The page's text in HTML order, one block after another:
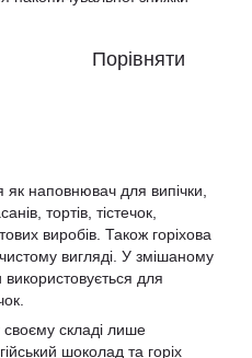
Порівняти
наповнювач для випічки,
тортів, тістечок,
виробів. Також горіхова
вигляді. У змішаному
для
складі лише
шоколад та горіх